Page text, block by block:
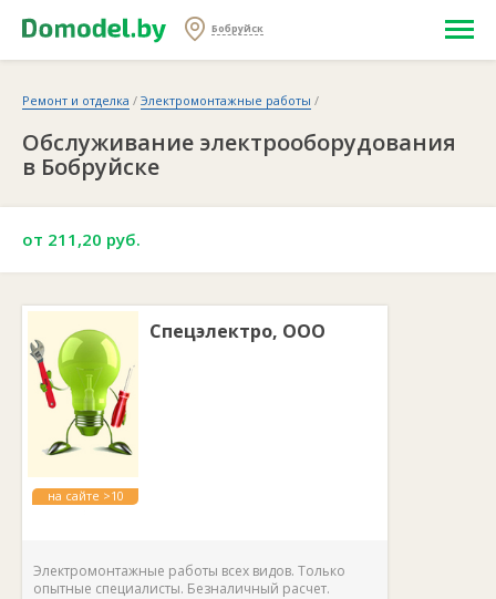
Бобруйск
Ремонт и отделка / Электромонтажные работы /
Обслуживание электрооборудования
в Бобруйске
от 211,20 руб.
на сайте >10
Спецэлектро, ООО
Электромонтажные работы всех видов. Только
опытные специалисты. Безналичный расчет.